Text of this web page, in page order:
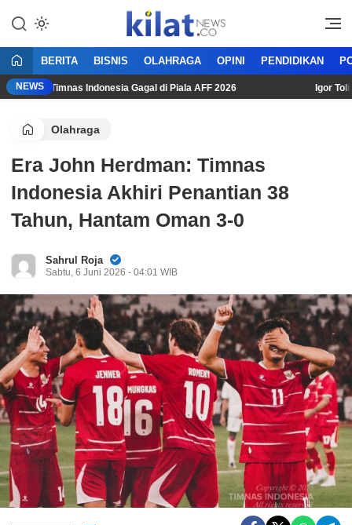
KilatNews.co
Mencerdaskan Anak Bangsa
BERITA BISNIS OLAHRAGA OPINI PENDIDIKAN
NEWS
Timnas Indonesia Gagal di Piala AFF 2026 Igor Tolic:
Olahraga
Era John Herdman: Timnas
Indonesia Akhiri Penantian 38
Tahun, Hantam Oman 3-0
Sahrul Roja
Sabtu, 6 Juni 2026 - 04:01 WIB